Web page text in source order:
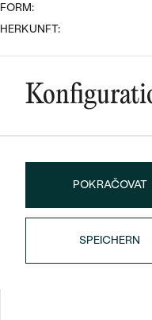
ANSEHEN
FORM:
HERKUNFT:
POKRAČOVAT
SPEICHERN
Das könnte